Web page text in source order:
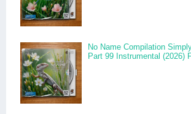
No Name Compilation
Part 99 Instrumental (2026)